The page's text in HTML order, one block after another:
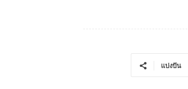
แบ่งปัน